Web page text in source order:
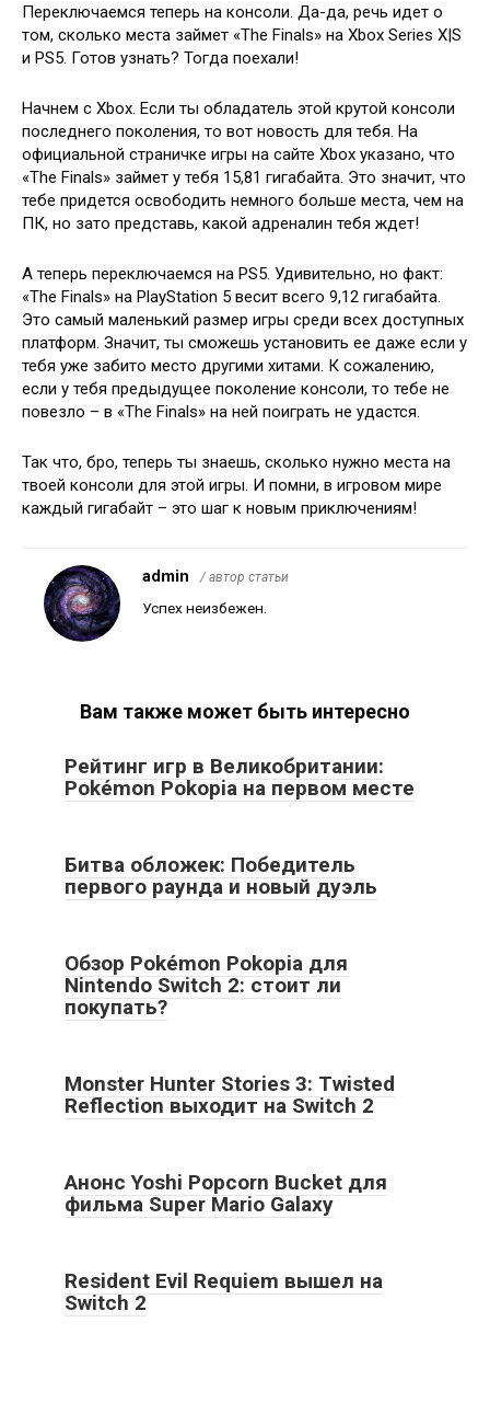
Переключаемся теперь на консоли. Да-да, речь идет о
том, сколько места займет «The Finals» на Xbox Series X|S
и PS5. Готов узнать? Тогда поехали!
Начнем с Xbox. Если ты обладатель этой крутой консоли
последнего поколения, то вот новость для тебя. На
официальной страничке игры на сайте Xbox указано, что
«The Finals» займет у тебя 15,81 гигабайта. Это значит, что
тебе придется освободить немного больше места, чем на
ПК, но зато представь, какой адреналин тебя ждет!
А теперь переключаемся на PS5. Удивительно, но факт:
«The Finals» на PlayStation 5 весит всего 9,12 гигабайта.
Это самый маленький размер игры среди всех доступных
платформ. Значит, ты сможешь установить ее даже если у
тебя уже забито место другими хитами. К сожалению,
если у тебя предыдущее поколение консоли, то тебе не
повезло – в «The Finals» на ней поиграть не удастся.
Так что, бро, теперь ты знаешь, сколько нужно места на
твоей консоли для этой игры. И помни, в игровом мире
каждый гигабайт – это шаг к новым приключениям!
admin / автор статьи
Успех неизбежен.
Вам также может быть интересно
Рейтинг игр в Великобритании:
Pokémon Pokopia на первом месте
Битва обложек: Победитель
первого раунда и новый дуэль
Обзор Pokémon Pokopia для
Nintendo Switch 2: стоит ли
покупать?
Monster Hunter Stories 3: Twisted
Reflection выходит на Switch 2
Анонс Yoshi Popcorn Bucket для
фильма Super Mario Galaxy
Resident Evil Requiem вышел на
Switch 2